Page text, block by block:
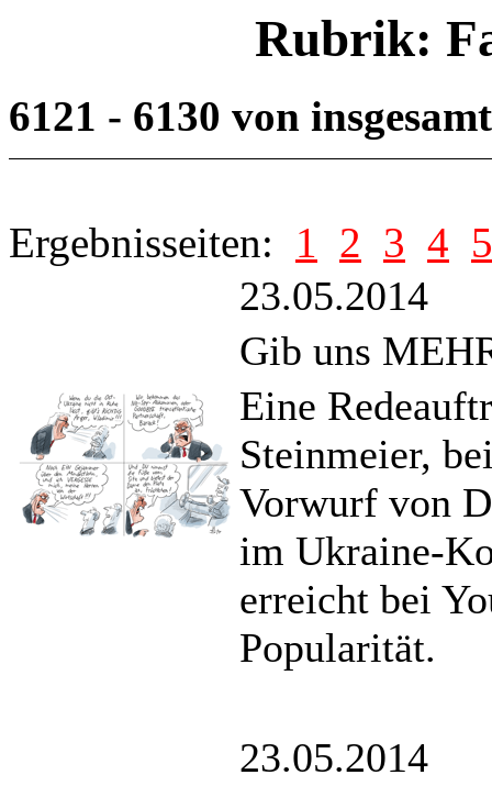
Rubrik:
6121 - 6130 von
Ergebnisseiten: 1 2 3 4 5
23.05.2014
Gib uns
Eine
Steinmeier,
Vorwurf von
im Ukraine-
erreicht bei
Popularität.
23.05.2014